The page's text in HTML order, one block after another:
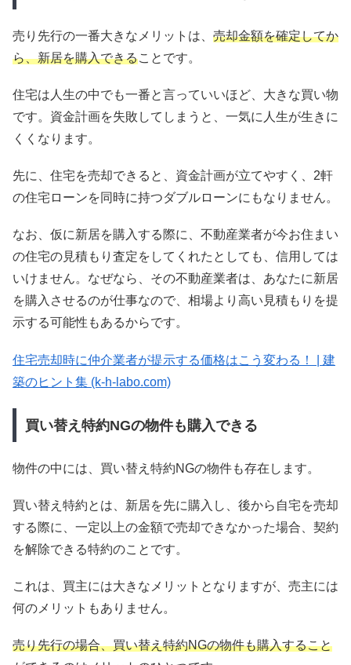
売り先行の一番大きなメリットは、 売却金額を確定してか
ら、新居を購入できることです。
住宅は人生の中でも一番と言っていいほど、大きな買い物
です。資金計画を失敗してしまうと、一気に人生が生きに
くくなります。
先に、住宅を売却できると、資金計画が立てやすく、2軒
の住宅ローンを同時に持つダブルローンにもなりません。
なお、仮に新居を購入する際に、不動産業者が今お住まい
の住宅の見積もり査定をしてくれたとしても、信用しては
いけません。なぜなら、その不動産業者は、あなたに新居
を購入させるのが仕事なので、相場より高い見積もりを提
示する可能性もあるからです。
住宅売却時に仲介業者が提示する価格はこう変わる！ | 建
築のヒント集 (k-h-labo.com)
買い替え特約NGの物件も購入できる
物件の中には、買い替え特約NGの物件も存在します。
買い替え特約とは、新居を先に購入し、後から自宅を売却
する際に、一定以上の金額で売却できなかった場合、契約
を解除できる特約のことです。
これは、買主には大きなメリットとなりますが、売主には
何のメリットもありません。
売り先行の場合、買い替え特約NGの物件も購入すること